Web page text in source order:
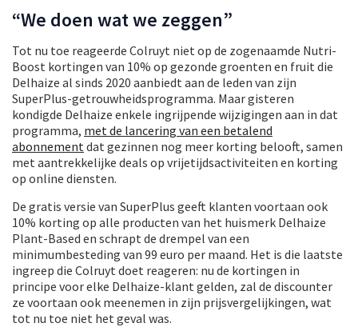
“We doen wat we zeggen”
Tot nu toe reageerde Colruyt niet op de zogenaamde Nutri-
Boost kortingen van 10% op gezonde groenten en fruit die
Delhaize al sinds 2020 aanbiedt aan de leden van zijn
SuperPlus-getrouwheidsprogramma. Maar gisteren
kondigde Delhaize enkele ingrijpende wijzigingen aan in dat
programma, met de lancering van een betalend
abonnement dat gezinnen nog meer korting belooft, samen
met aantrekkelijke deals op vrijetijdsactiviteiten en korting
op online diensten.
De gratis versie van SuperPlus geeft klanten voortaan ook
10% korting op alle producten van het huismerk Delhaize
Plant-Based en schrapt de drempel van een
minimumbesteding van 99 euro per maand. Het is die laatste
ingreep die Colruyt doet reageren: nu de kortingen in
principe voor elke Delhaize-klant gelden, zal de discounter
ze voortaan ook meenemen in zijn prijsvergelijkingen, wat
tot nu toe niet het geval was.